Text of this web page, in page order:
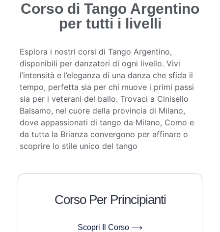
Corso di Tango Argentino
per tutti i livelli
Esplora i nostri corsi di Tango Argentino,
disponibili per danzatori di ogni livello. Vivi
l’intensità e l’eleganza di una danza che sfida il
tempo, perfetta sia per chi muove i primi passi
sia per i veterani del ballo. Trovaci a Cinisello
Balsamo, nel cuore della provincia di Milano,
dove appassionati di tango da Milano, Como e
da tutta la Brianza convergono per affinare o
scoprire lo stile unico del tango
Corso Per Principianti
Scopri Il Corso ⟶